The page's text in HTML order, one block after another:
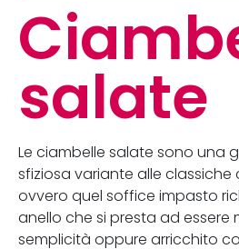
salate
Le ciambelle salate sono una
sfiziosa variante alle classiche
ovvero quel soffice impasto
anello che si presta ad essere
semplicità oppure arricchito